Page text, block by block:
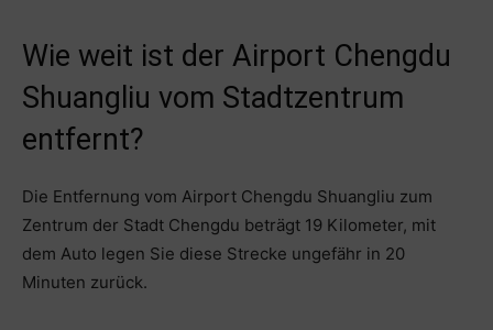
Wie weit ist der Airport Chengdu
Shuangliu vom Stadtzentrum
entfernt?
Die Entfernung vom Airport Chengdu Shuangliu zum
Zentrum der Stadt Chengdu beträgt 19 Kilometer, mit
dem Auto legen Sie diese Strecke ungefähr in 20
Minuten zurück.